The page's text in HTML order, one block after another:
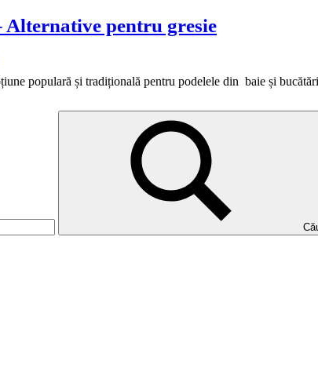
Alternative pentru gresie
populară și tradițională pentru podelele din baie și